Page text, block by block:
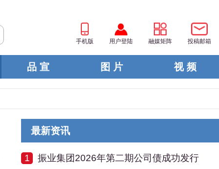
手机版 用户登陆 融媒矩阵 投稿邮箱
品 宣 图 片 视 频
最新资讯
1 振业集团2026年第二期公司债成功发行